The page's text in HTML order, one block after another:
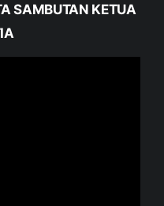
SAMBUTAN KETUA